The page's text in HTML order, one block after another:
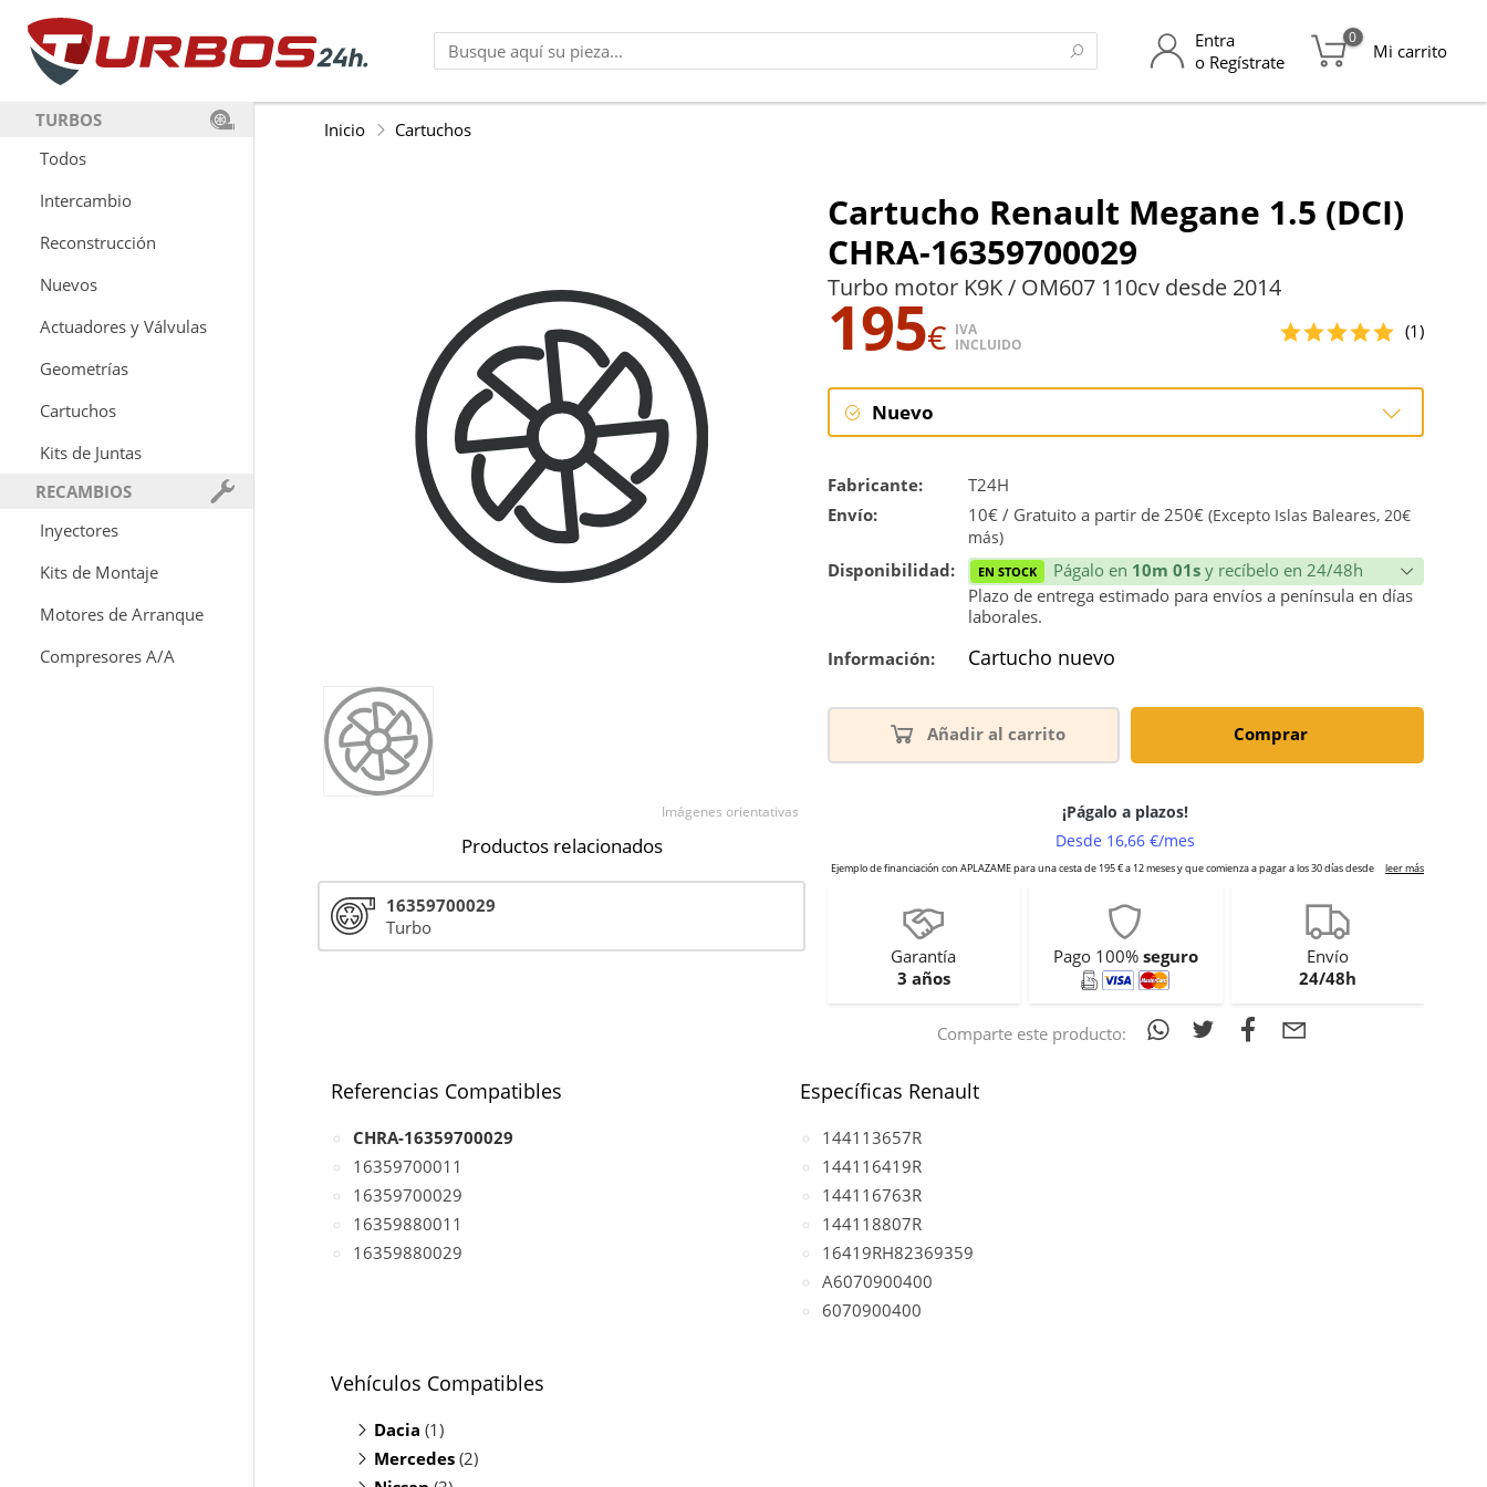
Entra
o Regístrate
0
Mi carrito
TURBOS
Todos
Intercambio
Reconstrucción
Nuevos
Actuadores y Válvulas
Geometrías
Cartuchos
Kits de Juntas
RECAMBIOS
Inyectores
Kits de Montaje
Motores de Arranque
Compresores A/A
Inicio Cartuchos
Cartucho Renault Megane 1.5 (DCI)
CHRA-16359700029
Turbo motor K9K / OM607 110cv desde 2014
195€ IVA
INCLUIDO
(1)
Nuevo
Fabricante:
T24H
Envío:
10€ / Gratuito a partir de 250€ (Excepto Islas Baleares, 20€
más)
Disponibilidad: EN STOCK Págalo en 10m 01s y recíbelo en 24/48h
Plazo de entrega estimado para envíos a península en días
laborales.
Información:
Cartucho nuevo
Añadir al carrito Comprar
Garantía
3 años
Pago 100% seguro
Envío
24/48h
Comparte este producto:
Imágenes orientativas
Productos relacionados
16359700029
Turbo
Referencias Compatibles
CHRA-16359700029
16359700011
16359700029
16359880011
16359880029
Específicas Renault
144113657R
144116419R
144116763R
144118807R
16419RH82369359
A6070900400
6070900400
Vehículos Compatibles
Dacia (1)
Duster 1.5 DCI
Mercedes (2)